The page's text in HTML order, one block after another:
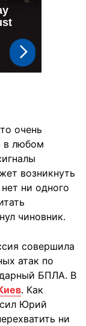
очень
в любом
возникнуть
ни одного
чиновник.
совершила
атак по
БПЛА. В
. Как
Юрий
ни